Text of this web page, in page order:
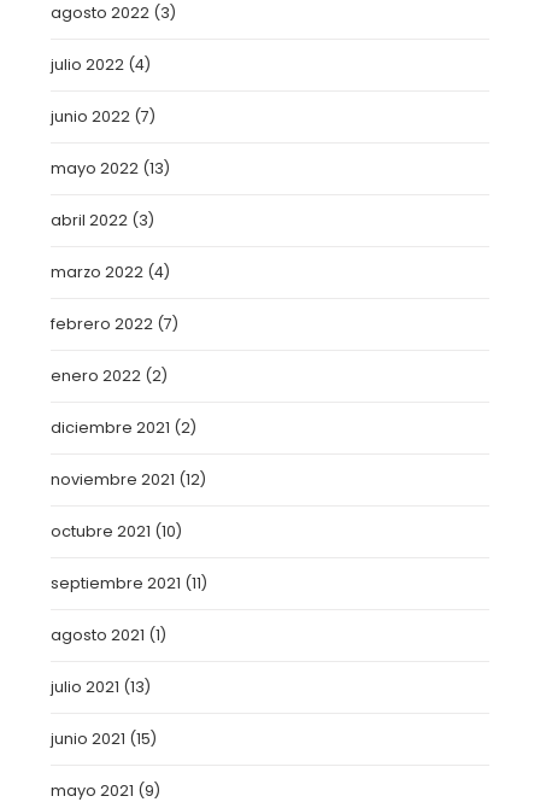
agosto 2022 (3)
julio 2022 (4)
junio 2022 (7)
mayo 2022 (13)
abril 2022 (3)
marzo 2022 (4)
febrero 2022 (7)
enero 2022 (2)
diciembre 2021 (2)
noviembre 2021 (12)
octubre 2021 (10)
septiembre 2021 (11)
agosto 2021 (1)
julio 2021 (13)
junio 2021 (15)
mayo 2021 (9)